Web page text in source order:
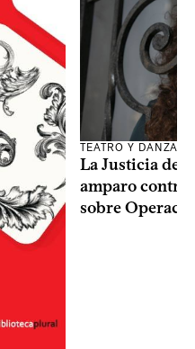
TEATRO Y DANZA
La Justicia
amparo contra
sobre